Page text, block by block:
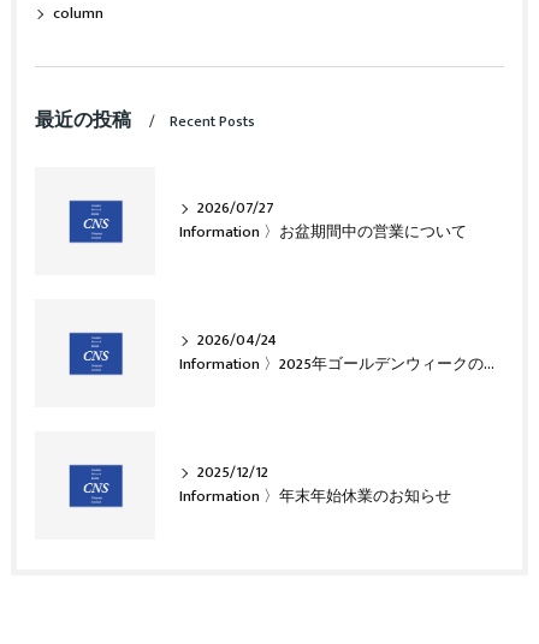
column
最近の投稿 Recent Posts
2026/07/27
Information 〉お盆期間中の営業について
2026/04/24
Information 〉2025年ゴールデンウィークのお知らせ
2025/12/12
Information 〉年末年始休業のお知らせ